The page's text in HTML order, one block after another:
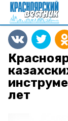
лет